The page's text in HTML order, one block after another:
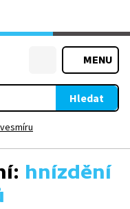
MENU
Hledat
hnízdění